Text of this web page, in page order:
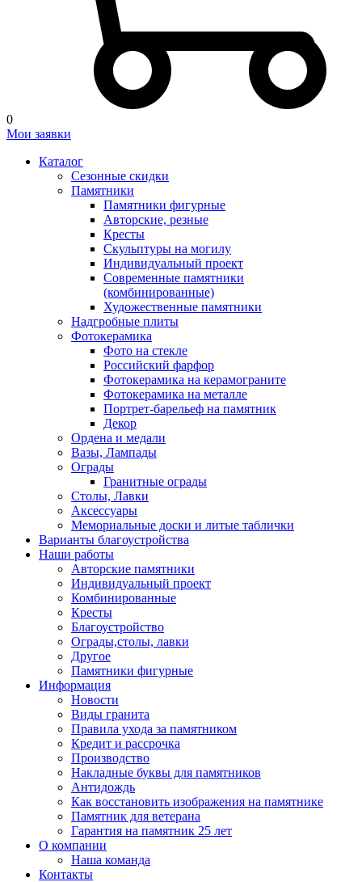
0
Мои заявки
Каталог
Сезонные скидки
Памятники
Памятники фигурные
Авторские, резные
Кресты
Скульптуры на могилу
Индивидуальный проект
Современные памятники
(комбинированные)
Художественные памятники
Надгробные плиты
Фотокерамика
Фото на стекле
Российский фарфор
Фотокерамика на керамограните
Фотокерамика на металле
Портрет-барельеф на памятник
Декор
Ордена и медали
Вазы, Лампады
Ограды
Гранитные ограды
Столы, Лавки
Аксессуары
Мемориальные доски и литые таблички
Варианты благоустройства
Наши работы
Авторские памятники
Индивидуальный проект
Комбинированные
Кресты
Благоустройство
Ограды,столы, лавки
Другое
Памятники фигурные
Информация
Новости
Виды гранита
Правила ухода за памятником
Кредит и рассрочка
Производство
Накладные буквы для памятников
Антидождь
Как восстановить изображения на памятнике
Памятник для ветерана
Гарантия на памятник 25 лет
О компании
Наша команда
Контакты